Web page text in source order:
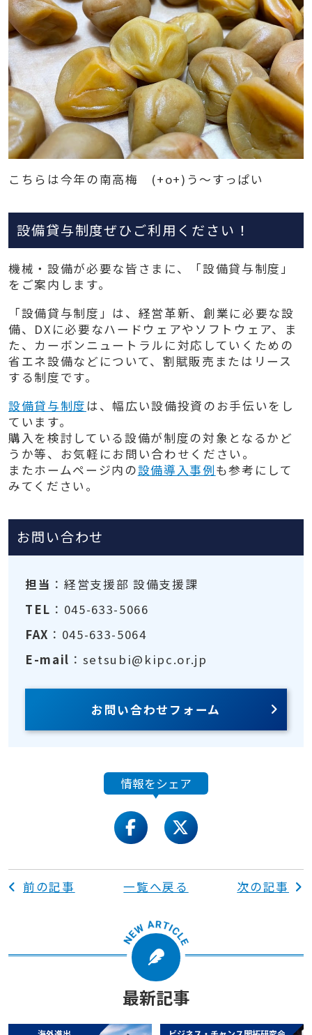
こちらは今年の南高梅 (+o+)う～すっぱい
設備貸与制度ぜひご利用ください！
機械・設備が必要な皆さまに、「設備貸与制度」
をご案内します。
「設備貸与制度」は、経営革新、創業に必要な設
備、DXに必要なハードウェアやソフトウェア、ま
た、カーボンニュートラルに対応していくための
省エネ設備などについて、割賦販売またはリース
する制度です。
設備貸与制度 は、幅広い設備投資のお手伝いをし
ています。
購入を検討している設備が制度の対象となるかど
うか等、お気軽にお問い合わせください。
またホームページ内の設備導入事例も参考にして
みてください。
お問い合わせ
担当 ：経営支援部 設備支援課
TEL ：045-633-5066
FAX ：045-633-5064
E-mail ：setsubi@kipc.or.jp
お問い合わせフォーム
情報をシェア
facebooktwitter
前の記事 一覧へ戻る 次の記事
最新記事